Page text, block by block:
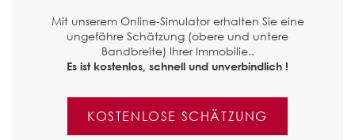
Mit unserem Online-Simulator erhalten Sie eine
ungefähre Schätzung (obere und untere
Bandbreite) Ihrer Immobilie..
Es ist kostenlos, schnell und unverbindlich !
KOSTENLOSE SCHÄTZUNG